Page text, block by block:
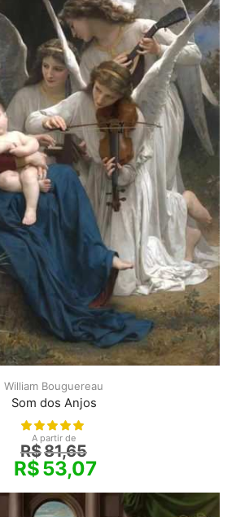
William Bouguereau
Som dos Anjos
A partir de
R$81,65
R$53,07